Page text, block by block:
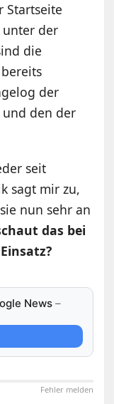
Startseite
unter der
die
der
und den der
seit
sagt mir zu,
nun sehr an
das bei
News –
Fehler melden